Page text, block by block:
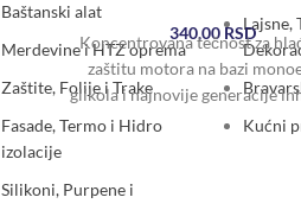
340,00RSD
Koncentrovana tečnost za
zaštitu motora na bazi
glikola i najnovije generacije
korozije na bazi „OAT
Baštanski alat
Merdevine i HTZ oprema
Zaštite, Folije i Trake
Fasade, Termo i Hidro
izolacije
Silikoni, Purpene i
Lajsne,
Kućni